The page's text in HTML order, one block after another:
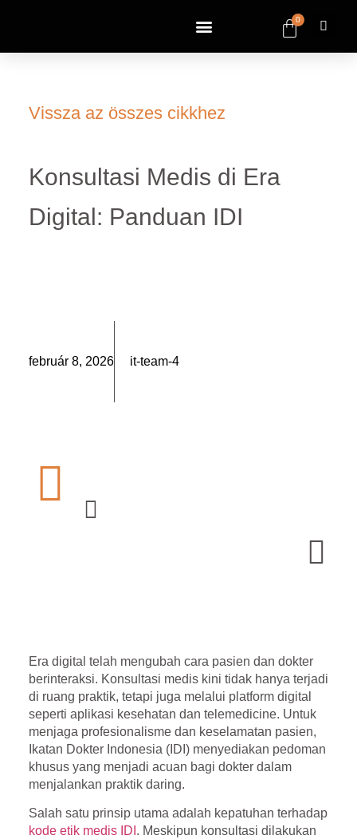
0
Vissza az összes cikkhez
Konsultasi Medis di Era
Digital: Panduan IDI
február 8, 2026 it-team-4
Era digital telah mengubah cara pasien dan dokter
berinteraksi. Konsultasi medis kini tidak hanya terjadi
di ruang praktik, tetapi juga melalui platform digital
seperti aplikasi kesehatan dan telemedicine. Untuk
menjaga profesionalisme dan keselamatan pasien,
Ikatan Dokter Indonesia (IDI)menyediakan pedoman
khusus yang menjadi acuan bagi dokter dalam
menjalankan praktik daring.
Salah satu prinsip utama adalah kepatuhan terhadap
kode etik medis IDI . Meskipun konsultasi dilakukan